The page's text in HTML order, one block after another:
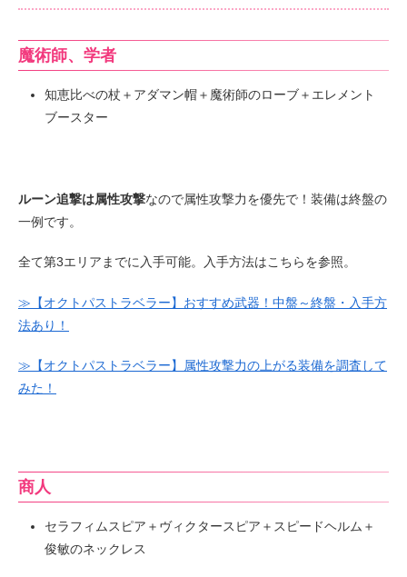
魔術師、学者
知恵比べの杖＋アダマン帽＋魔術師のローブ＋エレメント
ブースター
ルーン追撃は属性攻撃なので属性攻撃力を優先で！装備は終盤の
一例です。
全て第3エリアまでに入手可能。入手方法はこちらを参照。
≫【オクトパストラベラー】おすすめ武器！中盤～終盤・入手方
法あり！
≫【オクトパストラベラー】属性攻撃力の上がる装備を調査して
みた！
商人
セラフィムスピア＋ヴィクタースピア＋スピードヘルム＋
俊敏のネックレス